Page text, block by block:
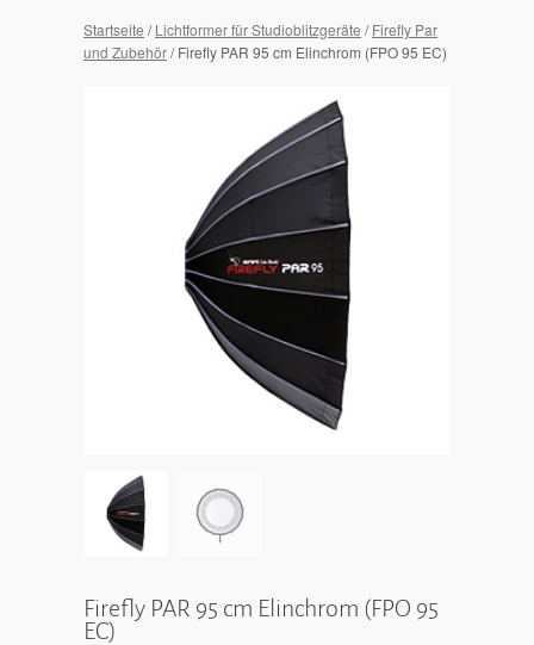
Startseite /Lichtformer für Studioblitzgeräte /Firefly Par
und Zubehör/ Firefly PAR 95 cm Elinchrom (FPO 95 EC)
Firefly PAR 95 cm Elinchrom (FPO 95
EC)